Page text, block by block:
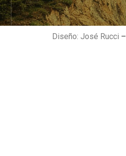
Diseño: José Rucci –